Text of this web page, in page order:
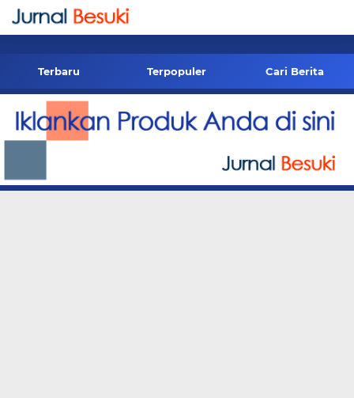
-->
Terbaru Terpopuler Cari Berita